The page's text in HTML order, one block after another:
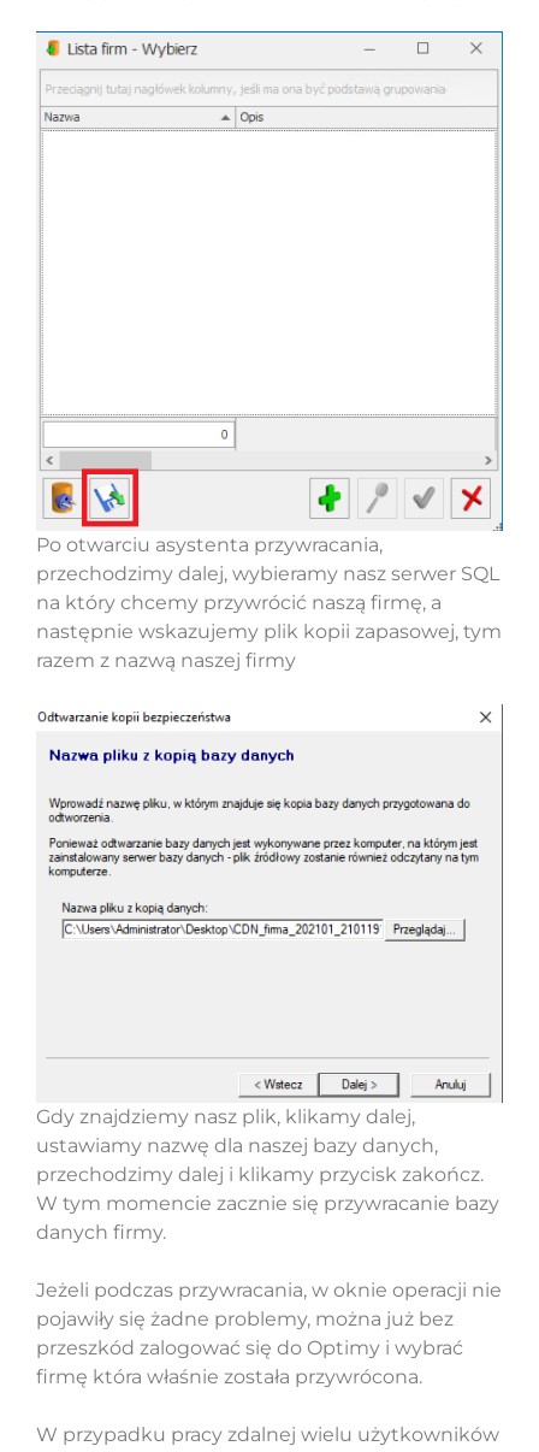
Po otwarciu asystenta przywracania,
przechodzimy dalej, wybieramy nasz serwer SQL
na który chcemy przywrócić naszą firmę, a
następnie wskazujemy plik kopii zapasowej, tym
razem z nazwą naszej firmy
Gdy znajdziemy nasz plik, klikamy dalej,
ustawiamy nazwę dla naszej bazy danych,
przechodzimy dalej i klikamy przycisk zakończ.
W tym momencie zacznie się przywracanie bazy
danych firmy.
Jeżeli podczas przywracania, w oknie operacji nie
pojawiły się żadne problemy, można już bez
przeszkód zalogować się do Optimy i wybrać
firmę która właśnie została przywrócona.
W przypadku pracy zdalnej wielu użytkowników